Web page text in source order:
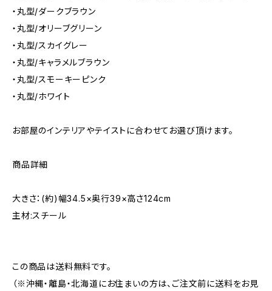
・丸型/ダークブラウン
・丸型/オリーブグリーン
・丸型/スカイグレー
・丸型/キャラメルブラウン
・丸型/スモーキーピンク
・丸型/ホワイト
お部屋のインテリアやテイストに合わせてお選び頂けます。
商品詳細
大きさ：(約)幅34.5×奥行39×高さ124cm
主材:スチール
この商品は送料無料です。
（※沖縄・離島・北海道にお住まいの方は、ご注文前に送料をお見